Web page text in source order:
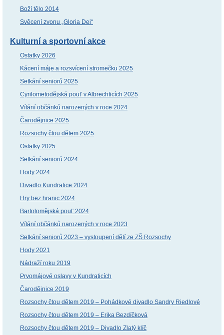
Boží tělo 2014
Svěcení zvonu „Gloria Dei“
Kulturní a sportovní akce
Ostatky 2026
Kácení máje a rozsvícení stromečku 2025
Setkání seniorů 2025
Cyrilometodějská pouť v Albrechticích 2025
Vítání občánků narozených v roce 2024
Čarodějnice 2025
Rozsochy čtou dětem 2025
Ostatky 2025
Setkání seniorů 2024
Hody 2024
Divadlo Kundratice 2024
Hry bez hranic 2024
Bartolomějská pouť 2024
Vítání občánků narozených v roce 2023
Setkání seniorů 2023 – vystoupení dětí ze ZŠ Rozsochy
Hody 2021
Nádraží roku 2019
Prvomájové oslavy v Kundraticích
Čarodějnice 2019
Rozsochy čtou dětem 2019 – Pohádkové divadlo Sandry Riedlové
Rozsochy čtou dětem 2019 – Erika Bezdíčková
Rozsochy čtou dětem 2019 – Divadlo Zlatý klíč